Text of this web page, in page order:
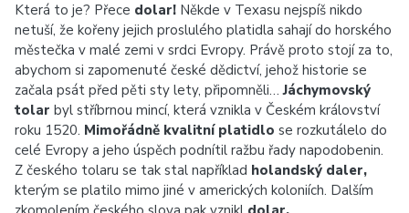
Která to je? Přece dolar! Někde v Texasu nejspíš nikdo
netuší, že kořeny jejich proslulého platidla sahají do horského
městečka v malé zemi v srdci Evropy. Právě proto stojí za to,
abychom si zapomenuté české dědictví, jehož historie se
začala psát před pěti sty lety, připomněli…Jáchymovský
tolar byl stříbrnou mincí, která vznikla v Českém království
roku 1520. Mimořádně kvalitní platidlo se rozkutálelo do
celé Evropy a jeho úspěch podnítil ražbu řady napodobenin.
Z českého tolaru se tak stal například holandský daler,
kterým se platilo mimo jiné v amerických koloniích. Dalším